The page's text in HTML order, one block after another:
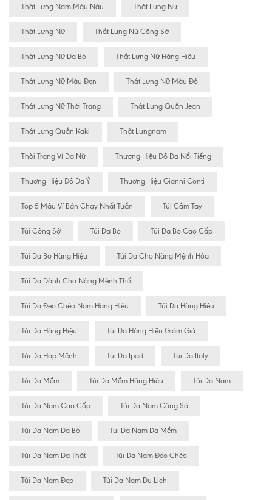
Thắt Lưng Nam Màu Nâu Thăt Lưng Nư
Thắt Lưng Nữ Thắt Lưng Nữ Công Sở
Thắt Lưng Nữ Da Bò Thắt Lưng Nữ Hàng Hiệu
Thắt Lưng Nữ Màu Đen Thắt Lưng Nữ Màu Đỏ
Thắt Lưng Nữ Thời Trang Thắt Lưng Quần Jean
Thắt Lưng Quần Kaki Thắt Lưngnam
Thời Trang Ví Da Nữ Thương Hiệu Đồ Da Nổi Tiếng
Thương Hiệu Đồ Da Ý Thương Hiệu Gianni Conti
Top 5 Mẫu Ví Bán Chạy Nhất Tuần Túi Cầm Tay
Túi Công Sở Túi Da Bò Túi Da Bò Cao Cấp
Túi Da Bò Hàng Hiệu Túi Da Cho Nàng Mệnh Hỏa
Túi Da Dành Cho Nàng Mệnh Thổ
Túi Da Đeo Chéo Nam Hàng Hiệu Túi Da Hàng Hiêu
Túi Da Hàng Hiệu Túi Da Hàng Hiệu Giảm Giá
Túi Da Hợp Mệnh Túi Da Ipad Túi Da Italy
Túi Da Mềm Túi Da Mềm Hàng Hiệu Túi Da Nam
Túi Da Nam Cao Cấp Túi Da Nam Công Sở
Túi Da Nam Da Bò Túi Da Nam Da Mềm
Túi Da Nam Da Thật Túi Da Nam Đeo Chéo
Túi Da Nam Đẹp Túi Da Nam Du Lịch